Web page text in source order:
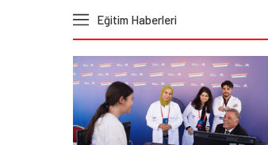
Eğitim Haberleri